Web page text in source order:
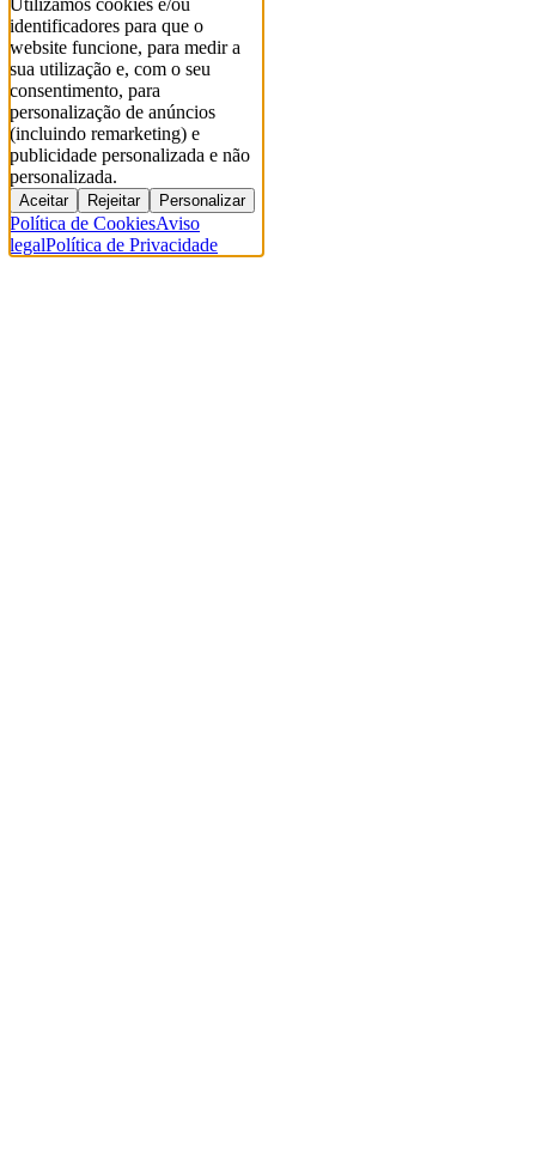
Utilizamos cookies e/ou
identificadores para que o
website funcione, para medir a
sua utilização e, com o seu
consentimento, para
personalização de anúncios
(incluindo remarketing) e
publicidade personalizada e não
personalizada.
Aceitar Rejeitar Personalizar
Política de CookiesAviso
legalPolítica de Privacidade